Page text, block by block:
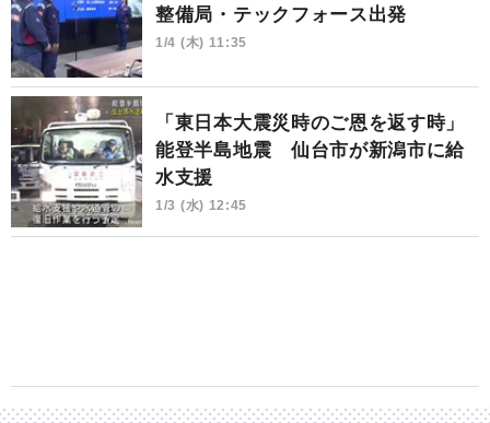
整備局・テックフォース出発
1/4 (木) 11:35
「東日本大震災時のご恩を返す時」
能登半島地震 仙台市が新潟市に給
水支援
1/3 (水) 12:45